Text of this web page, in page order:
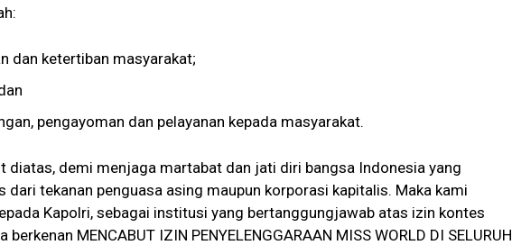
dan ketertiban masyarakat;
pengayoman dan pelayanan kepada masyarakat.
diatas, demi menjaga martabat dan jati diri bangsa Indonesia yang
dari tekanan penguasa asing maupun korporasi kapitalis. Maka kami
Kapolri, sebagai institusi yang bertanggungjawab atas izin kontes
MENCABUT IZIN PENYELENGGARAAN MISS WORLD DI SELURUH